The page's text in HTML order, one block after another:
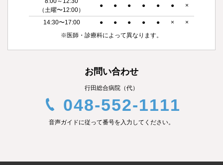
（土曜〜12:00）
● ● ● ● ● ● ×
14:30〜17:00 ● ● ● ● ● ×
×
※医師・診療科によって異なります。
お問い合わせ
行田総合病院（代）
048-552-1111
音声ガイドに従って番号を入力してください。